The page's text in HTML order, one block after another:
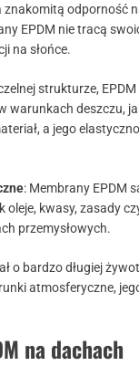
znakomitą odporność
EPDM nie tracą
na słońce.
strukturze,
warunkach deszczu,
a jego
: Membrany EPDM
kwasy, zasady
przemysłowych.
o bardzo długiej
atmosferyczne,
na dachach